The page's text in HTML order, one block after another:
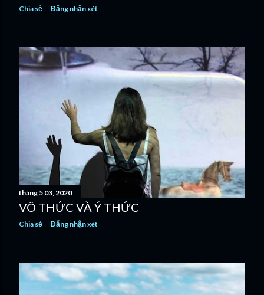
Chia sẻ Đăng nhận xét
tháng 5 03, 2020
VÔ THỨC VÀ Ý THỨC
Chia sẻ Đăng nhận xét